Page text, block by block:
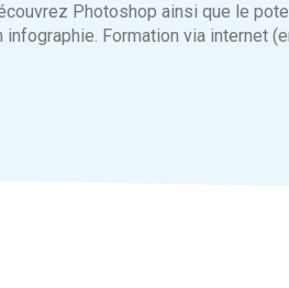
Photoshop ainsi que le
infographie. Formation via internet